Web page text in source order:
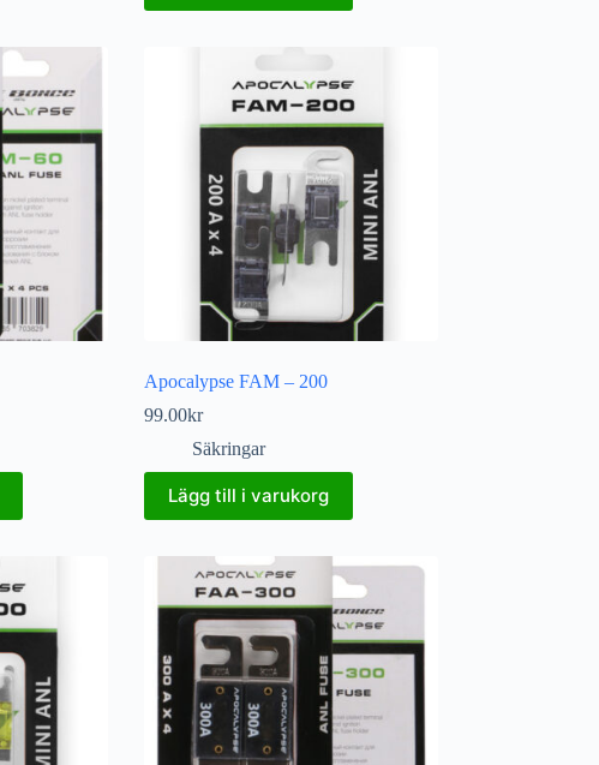
Apocalypse FAM – 200
99.00kr
Säkringar
Lägg till i varukorg